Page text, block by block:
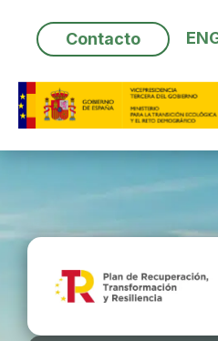
content
Contacto